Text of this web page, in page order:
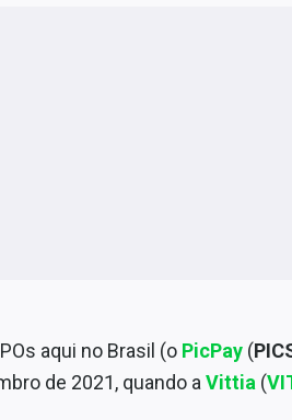
aqui no Brasil (o PicPay (
de 2021, quando a Vittia (